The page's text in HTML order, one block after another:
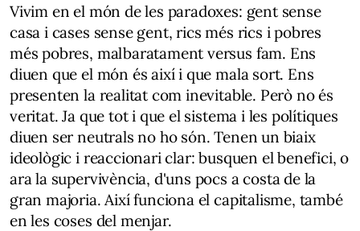
Vivim en el món de les paradoxes: gent sense
casa i cases sense gent, rics més rics i pobres
més pobres, malbaratament versus fam. Ens
diuen que el món és així i que mala sort. Ens
presenten la realitat com inevitable. Però no és
veritat. Ja que tot i que el sistema i les polítiques
diuen ser neutrals no ho són. Tenen un biaix
ideològic i reaccionari clar: busquen el benefici, o
ara la supervivència, d'uns pocs a costa de la
gran majoria. Així funciona el capitalisme, també
en les coses del menjar.